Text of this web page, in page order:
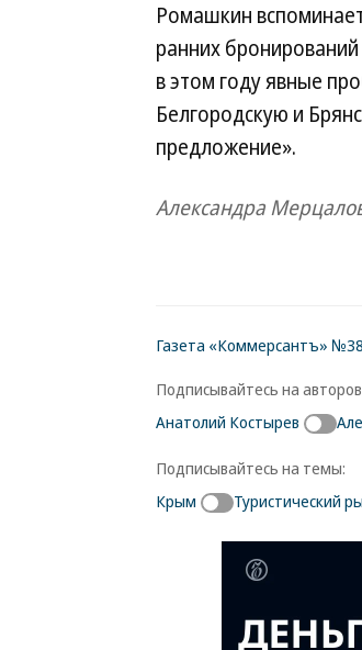
Ромашкин
ранних
в этом году явные
Белгородскую и
предложение».
Александра
Газета «Коммерсантъ» №38
Подписывайтесь на
Анатолий Костырев
Подписывайтесь на темы:
Крым
Туристический